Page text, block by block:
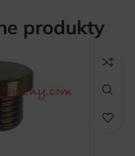
produkty